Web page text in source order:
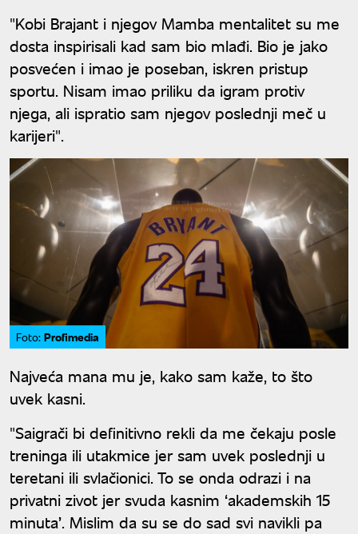
"Kobi Brajant i njegov Mamba mentalitet su me
dosta inspirisali kad sam bio mlađi. Bio je jako
posvećen i imao je poseban, iskren pristup
sportu. Nisam imao priliku da igram protiv
njega, ali ispratio sam njegov poslednji meč u
karijeri".
Foto: Profimedia
Najveća mana mu je, kako sam kaže, to što
uvek kasni.
"Saigrači bi definitivno rekli da me čekaju posle
treninga ili utakmice jer sam uvek poslednji u
teretani ili svlačionici. To se onda odrazi i na
privatni zivot jer svuda kasnim ‘akademskih 15
minuta’. Mislim da su se do sad svi navikli pa